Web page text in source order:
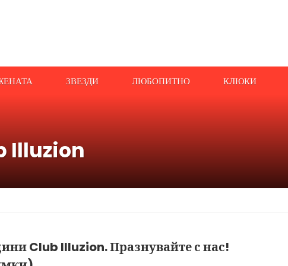
ЗВЕЗДИ ЛЮБОПИТНО КЛЮКИ
Illuzion
Club Illuzion. Празнувайте с нас!